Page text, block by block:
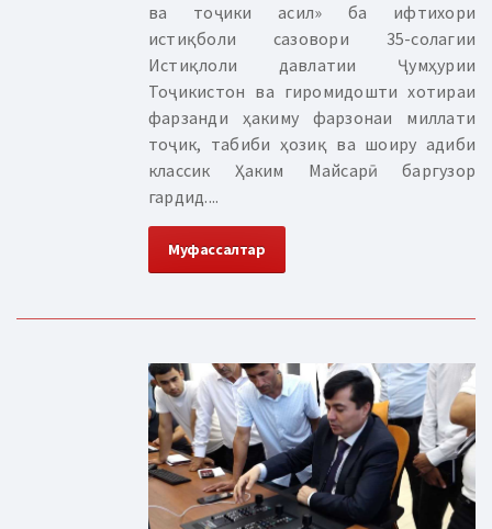
ва тоҷики асил» ба ифтихори
истиқболи сазовори 35-солагии
Истиқлоли давлатии Ҷумҳурии
Тоҷикистон ва гиромидошти хотираи
фарзанди ҳакиму фарзонаи миллати
тоҷик, табиби ҳозиқ ва шоиру адиби
классик Ҳаким Майсарӣ баргузор
гардид....
Муфассалтар